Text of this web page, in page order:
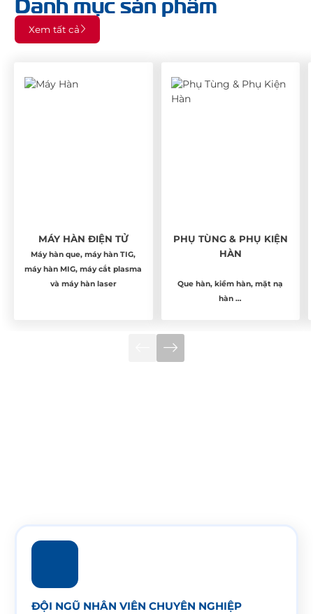
Xem tất cả
MÁY HÀN ĐIỆN TỬ
Máy hàn que, máy hàn TIG,
máy hàn MIG, máy cắt plasma
và máy hàn laser
PHỤ TÙNG & PHỤ KIỆN
HÀN
Que hàn, kiềm hàn, mặt nạ
hàn …
Tại sao chọn Hồng Ký
ĐỘI NGŨ NHÂN VIÊN CHUYÊN NGHIỆP